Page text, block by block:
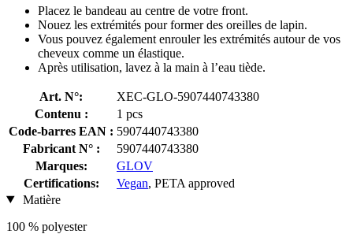
Placez le bandeau au centre de votre front.
Nouez les extrémités pour former des oreilles de lapin.
Vous pouvez également enrouler les extrémités autour de vos
cheveux comme un élastique.
Après utilisation, lavez à la main à l’eau tiède.
Art. N°:
XEC-GLO-5907440743380
Contenu :
1 pcs
Code-barres EAN : 5907440743380
Fabricant N° :
5907440743380
Marques:
GLOV
Certifications:
Vegan, PETA approved
Matière
100 % polyester